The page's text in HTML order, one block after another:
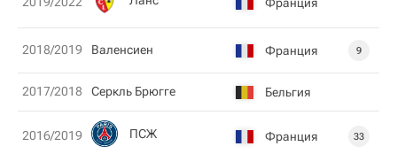
2018/2019 Валенсиен Франция 9
2017/2018 Серкль Брюгге Бельгия
2016/2019 ПСЖ Франция 33